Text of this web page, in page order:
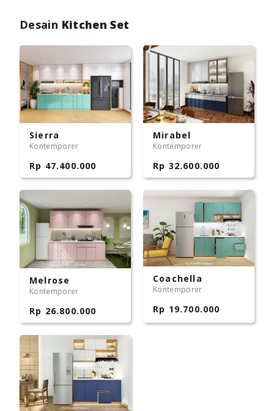
Desain Kitchen Set
Sierra
Kontemporer
Rp 47.400.000
Mirabel
Kontemporer
Rp 32.600.000
Melrose
Kontemporer
Rp 26.800.000
Coachella
Kontemporer
Rp 19.700.000